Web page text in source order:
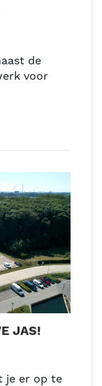
de
voor
JAS!
je er op te